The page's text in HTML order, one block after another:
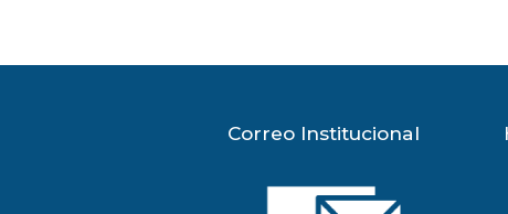
Correo Institucional